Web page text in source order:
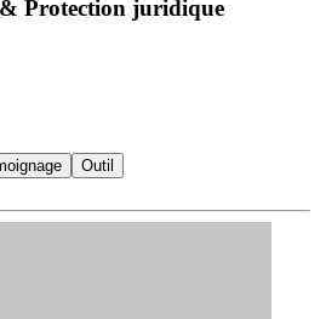
Protection juridique
Outil